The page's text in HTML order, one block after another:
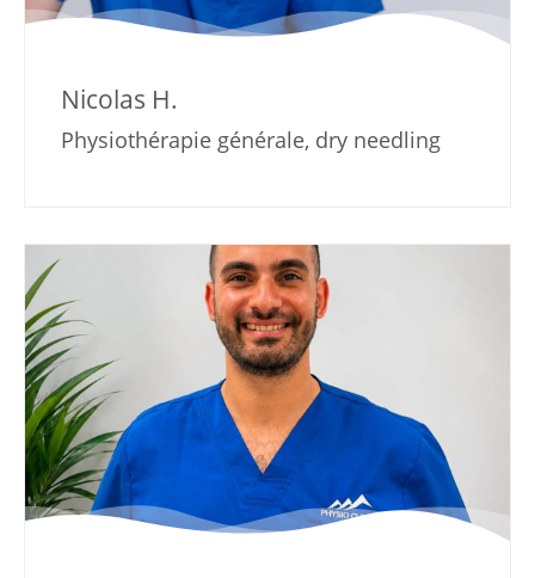
Nicolas H.
Physiothérapie générale, dry needling